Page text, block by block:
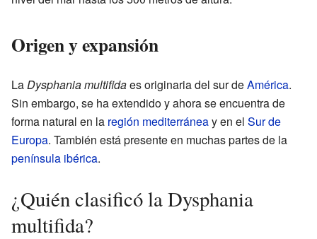
Origen y expansión
LaDysphania multifidaes originaria del sur deAmérica.
Sin embargo, se ha extendido y ahora se encuentra de
forma natural en la región mediterráneay en el Sur de
Europa. También está presente en muchas partes de la
península ibérica.
¿Quién clasificó la Dysphania
multifida?